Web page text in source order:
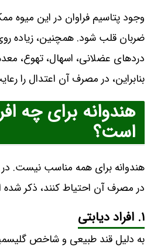
وجود پتاسیم فراوان در این میوه
ضربان قلب شود. همچنین، زیاده
دردهای عضلانی، اسهال، تهوع،
بنابراین، در مصرف آن اعتدال را
هندوانه برای چه
است​؟
هندوانه برای همه مناسب نیست. در
در مصرف آن احتیاط کنند، ذکر
۱. افراد دیابتی
به دلیل قند طبیعی و شاخص